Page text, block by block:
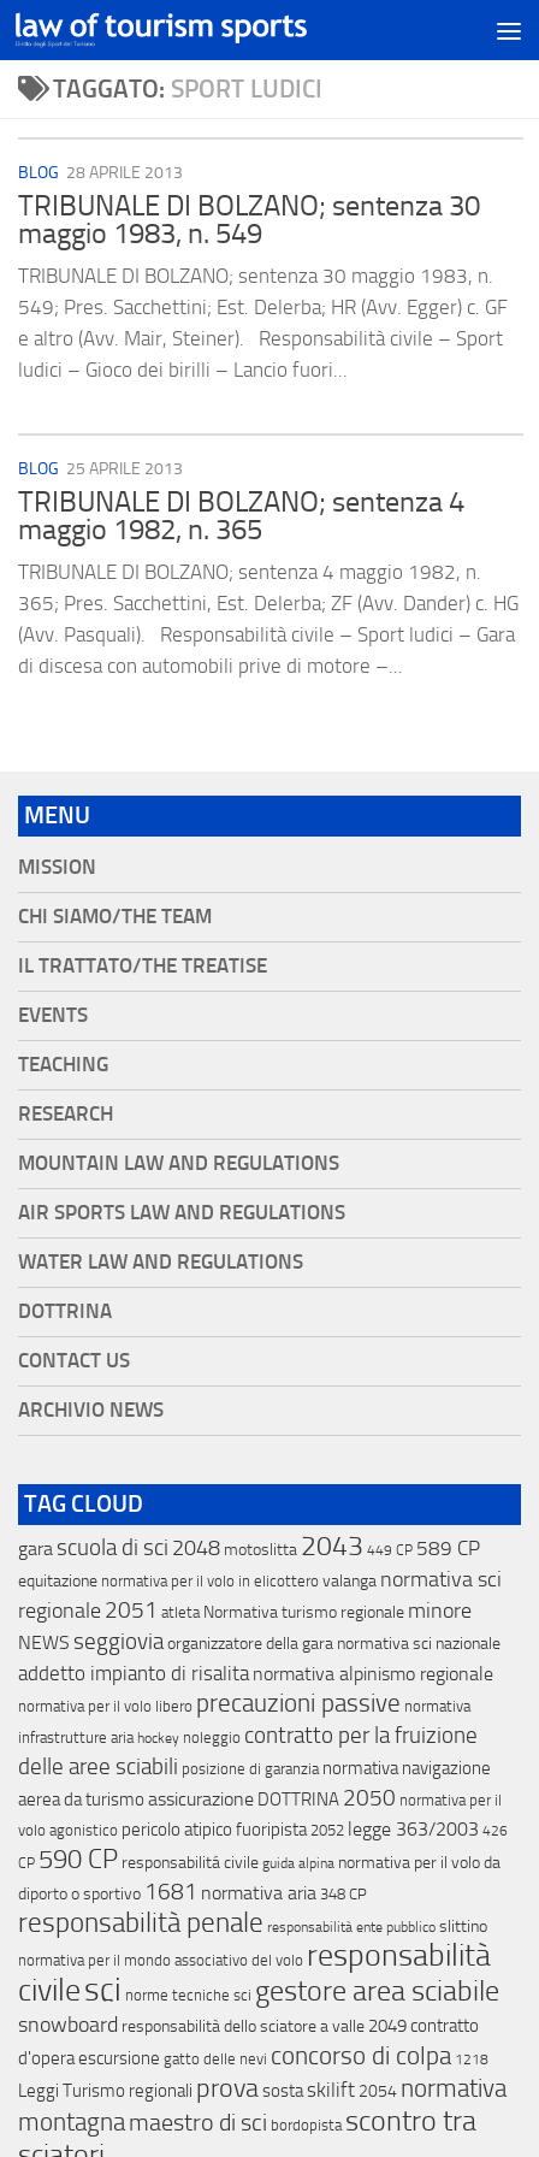
TAGGATO: SPORT LUDICI
BLOG 28 APRILE 2013
TRIBUNALE DI BOLZANO; sentenza 30
maggio 1983, n. 549
TRIBUNALE DI BOLZANO; sentenza 30 maggio 1983, n.
549; Pres. Sacchettini; Est. Delerba; HR (Avv. Egger) c. GF
e altro (Avv. Mair, Steiner). Responsabilità civile – Sport
ludici – Gioco dei birilli – Lancio fuori...
BLOG 25 APRILE 2013
TRIBUNALE DI BOLZANO; sentenza 4
maggio 1982, n. 365
TRIBUNALE DI BOLZANO; sentenza 4 maggio 1982, n.
365; Pres. Sacchettini, Est. Delerba; ZF (Avv. Dander) c. HG
(Avv. Pasquali). Responsabilità civile – Sport ludici – Gara
di discesa con automobili prive di motore –...
MENU
MISSION
CHI SIAMO/THE TEAM
IL TRATTATO/THE TREATISE
EVENTS
TEACHING
RESEARCH
MOUNTAIN LAW AND REGULATIONS
AIR SPORTS LAW AND REGULATIONS
WATER LAW AND REGULATIONS
DOTTRINA
CONTACT US
ARCHIVIO NEWS
TAG CLOUD
gara scuola di sci 2048 motoslitta 2043 449 CP 589 CP
equitazione normativa per il volo in elicottero valanga normativa sci
regionale2051 atleta Normativa turismo regionale minore
NEWS seggioviaorganizzatore della gara normativa sci nazionale
addetto impianto di risalita normativa alpinismo regionale
normativa per il volo libero precauzioni passive normativa
infrastrutture aria hockey noleggio contratto per la fruizione
delle aree sciabili posizione di garanzia normativa navigazione
aerea da turismo assicurazione DOTTRINA 2050 normativa per il
volo agonistico pericolo atipico fuoripista 2052 legge 363/2003 426
CP 590 CP responsabilitá civile guida alpina normativa per il volo da
diporto o sportivo 1681 normativa aria 348 CP
responsabilità penale responsabilità ente pubblico slittino
normativa per il mondo associativo del volo responsabilità
civilesci norme tecniche sci gestore area sciabile
snowboard responsabilità dello sciatore a valle 2049contratto
d'operaescursione gatto delle nevi concorso di colpa 1218
Leggi Turismo regionali provasostaskilift 2054 normativa
montagnamaestro di sci bordopista scontro tra